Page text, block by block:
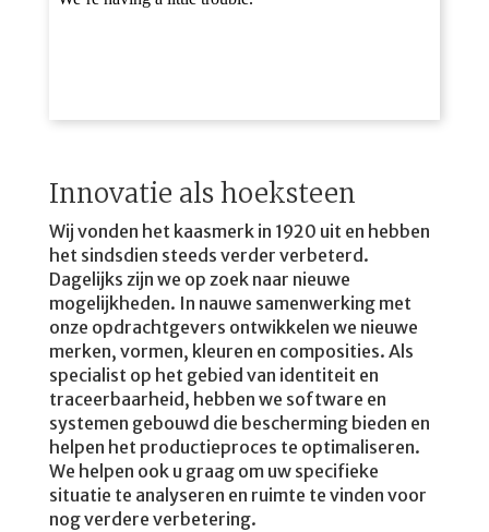
Innovatie als hoeksteen
Wij vonden het kaasmerk in 1920 uit en hebben
het sindsdien steeds verder verbeterd.
Dagelijks zijn we op zoek naar nieuwe
mogelijkheden. In nauwe samenwerking met
onze opdrachtgevers ontwikkelen we nieuwe
merken, vormen, kleuren en composities. Als
specialist op het gebied van identiteit en
traceerbaarheid, hebben we software en
systemen gebouwd die bescherming bieden en
helpen het productieproces te optimaliseren.
We helpen ook u graag om uw specifieke
situatie te analyseren en ruimte te vinden voor
nog verdere verbetering.